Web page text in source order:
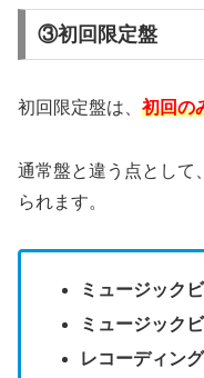
③初回限定盤
初回限定盤は、 初回の
通常盤と違う点として
られます。
ミュージック
ミュージック
レコーディン